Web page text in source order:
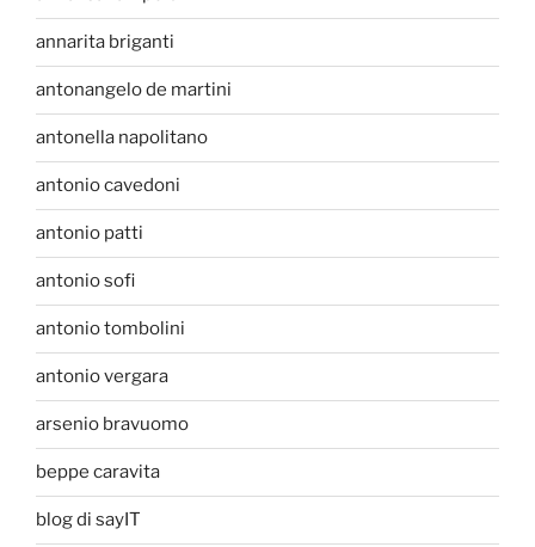
annarita briganti
antonangelo de martini
antonella napolitano
antonio cavedoni
antonio patti
antonio sofi
antonio tombolini
antonio vergara
arsenio bravuomo
beppe caravita
blog di sayIT